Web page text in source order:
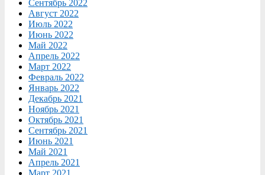
Сентябрь 2022
Август 2022
Июль 2022
Июнь 2022
Май 2022
Апрель 2022
Март 2022
Февраль 2022
Январь 2022
Декабрь 2021
Ноябрь 2021
Октябрь 2021
Сентябрь 2021
Июнь 2021
Май 2021
Апрель 2021
Март 2021